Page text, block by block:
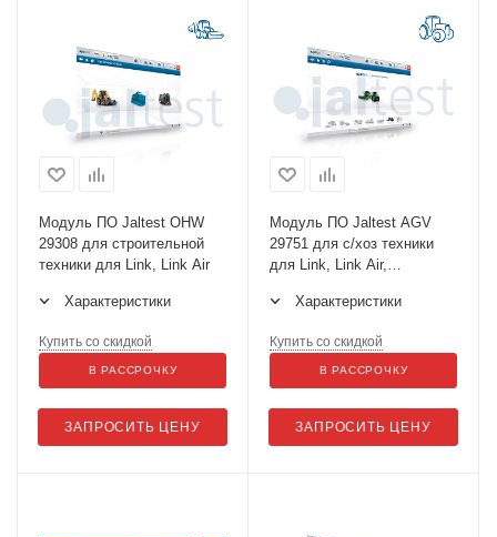
Модуль ПО Jaltest OHW
29308 для строительной
техники для Link, Link Air
Характеристики
ЗАПРОСИТЬ ЦЕНУ
Купить со скидкой
В РАССРОЧКУ
Модуль ПО Jaltest AGV
29751 для с/хоз техники
для Link, Link Air,
Характеристики
ЗАПРОСИТЬ ЦЕНУ
Купить со скидкой
В РАССРОЧКУ